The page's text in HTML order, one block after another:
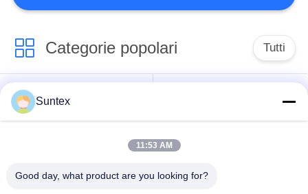
Categorie popolari Tutti
tessuto rivestito di
silicone della
vetroresina
vetroresina
temperatura della
vetroresina dell'unità
Suntex
11:53 AM
Good day, what product are you looking for?